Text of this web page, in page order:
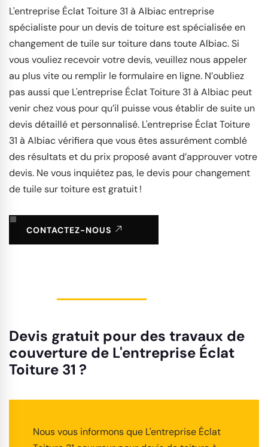
L'entreprise Éclat Toiture 31 à Albiac entreprise
spécialiste pour un devis de toiture est spécialisée en
changement de tuile sur toiture dans toute Albiac. Si
vous vouliez recevoir votre devis, veuillez nous appeler
au plus vite ou remplir le formulaire en ligne. N’oubliez
pas aussi que L'entreprise Éclat Toiture 31 à Albiac peut
venir chez vous pour qu’il puisse vous établir de suite un
devis détaillé et personnalisé. L'entreprise Éclat Toiture
31 à Albiac vérifiera que vous êtes assurément comblé
des résultats et du prix proposé avant d’approuver votre
devis. Ne vous inquiétez pas, le devis pour changement
de tuile sur toiture est gratuit !
CONTACTEZ-NOUS
Devis gratuit pour des travaux de
couverture de L'entreprise Éclat
Toiture 31 ?
Nous vous informons que L'entreprise Éclat